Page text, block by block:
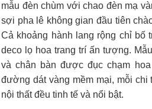
mẫu đèn chùm với chao đèn mạ
sợi pha lê không gian đầu tiên
Cả khoảng hành lang rộng chỉ bố
deco lọ hoa trang trí ấn tượng.
và chân bàn được đục chạm
đường dát vàng mềm mại, mỗi
nội thất đều tinh tế và nổi bật.